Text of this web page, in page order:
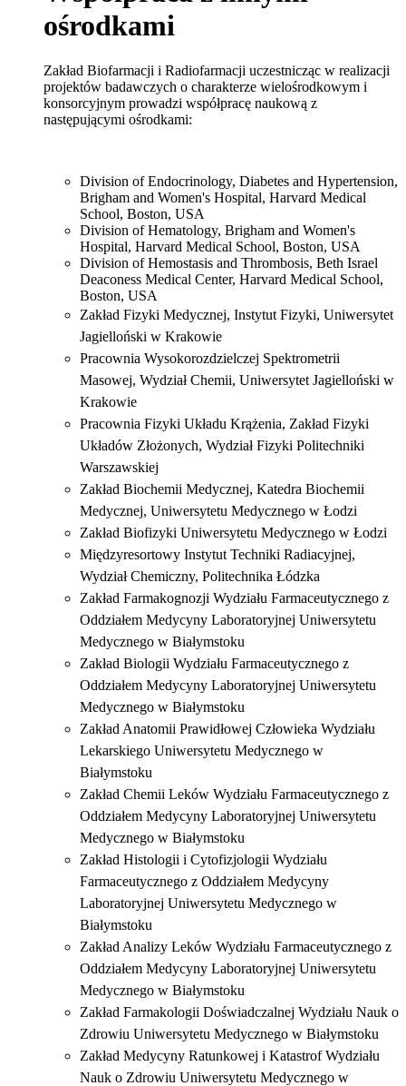
ośrodkami
Zakład Biofarmacji i Radiofarmacji uczestnicząc w realizacji
projektów badawczych o charakterze wielośrodkowym i
konsorcyjnym prowadzi współpracę naukową z
następującymi ośrodkami:
Division of Endocrinology, Diabetes and Hypertension,
Brigham and Women's Hospital, Harvard Medical
School, Boston, USA
Division of Hematology, Brigham and Women's
Hospital, Harvard Medical School, Boston, USA
Division of Hemostasis and Thrombosis, Beth Israel
Deaconess Medical Center, Harvard Medical School,
Boston, USA
Zakład Fizyki Medycznej, Instytut Fizyki, Uniwersytet
Jagielloński w Krakowie
Pracownia Wysokorozdzielczej Spektrometrii
Masowej, Wydział Chemii, Uniwersytet Jagielloński w
Krakowie
Pracownia Fizyki Układu Krążenia, Zakład Fizyki
Układów Złożonych, Wydział Fizyki Politechniki
Warszawskiej
Zakład Biochemii Medycznej, Katedra Biochemii
Medycznej, Uniwersytetu Medycznego w Łodzi
Zakład Biofizyki Uniwersytetu Medycznego w Łodzi
Międzyresortowy Instytut Techniki Radiacyjnej,
Wydział Chemiczny, Politechnika Łódzka
Zakład Farmakognozji Wydziału Farmaceutycznego z
Oddziałem Medycyny Laboratoryjnej Uniwersytetu
Medycznego w Białymstoku
Zakład Biologii Wydziału Farmaceutycznego z
Oddziałem Medycyny Laboratoryjnej Uniwersytetu
Medycznego w Białymstoku
Zakład Anatomii Prawidłowej Człowieka Wydziału
Lekarskiego Uniwersytetu Medycznego w
Białymstoku
Zakład Chemii Leków Wydziału Farmaceutycznego z
Oddziałem Medycyny Laboratoryjnej Uniwersytetu
Medycznego w Białymstoku
Zakład Histologii i Cytofizjologii Wydziału
Farmaceutycznego z Oddziałem Medycyny
Laboratoryjnej Uniwersytetu Medycznego w
Białymstoku
Zakład Analizy Leków Wydziału Farmaceutycznego z
Oddziałem Medycyny Laboratoryjnej Uniwersytetu
Medycznego w Białymstoku
Zakład Farmakologii Doświadczalnej Wydziału Nauk o
Zdrowiu Uniwersytetu Medycznego w Białymstoku
Zakład Medycyny Ratunkowej i Katastrof Wydziału
Nauk o Zdrowiu Uniwersytetu Medycznego w